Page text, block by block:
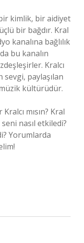
kimlik, bir aidiyet
bir bağdır. Kral
kanalına bağlılık
bu kanalın
Kralcı
paylaşılan
kültürüdür.
mısın? Kral
nasıl etkiledi?
Yorumlarda